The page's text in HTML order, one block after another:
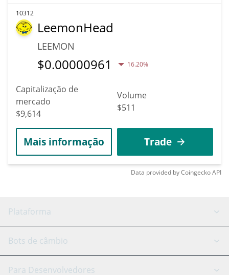
10312
LeemonHead
LEEMON
$0.00000961 16.20%
Capitalização de
mercado
$9,614
Volume
$511
Mais informação Trade
Data provided byCoingeckoAPI
Plataforma
Bot GRID
Bots de câmbio
Binance
Para Desenvolvedores